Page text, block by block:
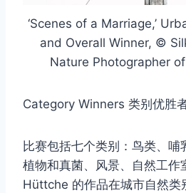
‘Scenes of a Marriage,’
and Overall Winner, ©
Nature Photographer
Category Winners 类别优胜
比赛包括七个类别：鸟类、哺
植物和真菌、风景、自然工作
Hüttche 的作品在城市自然类